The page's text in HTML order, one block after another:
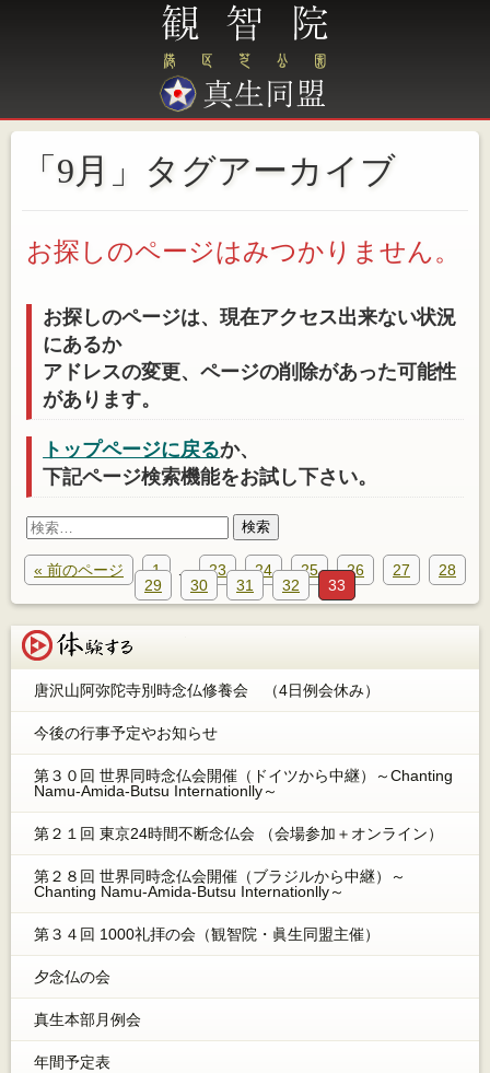
「9月」タグアーカイブ
お探しのページはみつかりません。
お探しのページは、現在アクセス出来ない状況
にあるか
アドレスの変更、ページの削除があった可能性
があります。
トップページに戻るか、
下記ページ検索機能をお試し下さい。
検
« 前のページ
1 … 23 24 25 26 27
28
29
30 31 32 33
唐沢山阿弥陀寺別時念仏修養会 （4日例会休み）
今後の行事予定やお知らせ
第３０回 世界同時念仏会開催（ドイツから中継）～Chanting
Namu-Amida-Butsu Internationlly～
第２１回 東京24時間不断念仏会 （会場参加＋オンライン）
第２８回 世界同時念仏会開催（ブラジルから中継）～
Chanting Namu-Amida-Butsu Internationlly～
第３４回 1000礼拝の会（観智院・眞生同盟主催）
夕念仏の会
真生本部月例会
年間予定表